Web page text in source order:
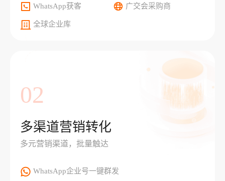
WhatsApp获客 广交会采购商
全球企业库
02
多渠道营销转化
多元营销渠道，批量触达
WhatsApp企业号一键群发